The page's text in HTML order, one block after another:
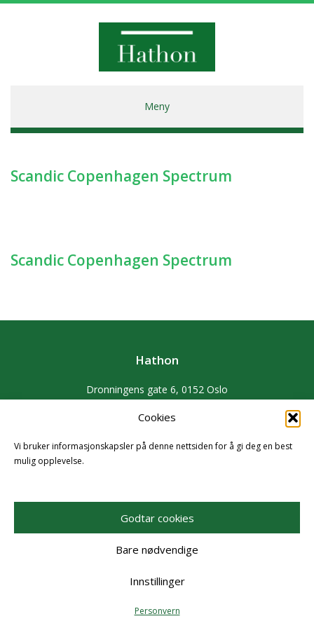
Cookies
Vi bruker informasjonskapsler på denne nettsiden for å gi deg en best
mulig opplevelse.
Godtar cookies
Bare nødvendige
Innstillinger
Personvern
Meny
Scandic Copenhagen Spectrum
Scandic Copenhagen Spectrum
Hathon
Dronningens gate 6, 0152 Oslo
E-post :hathon@hathon.no
Personvern